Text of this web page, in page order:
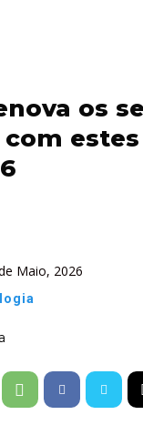
os
com
Maio, 2026